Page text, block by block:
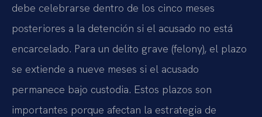
debe celebrarse dentro de los cinco meses
posteriores a la detención si el acusado no está
encarcelado. Para un delito grave (felony), el plazo
se extiende a nueve meses si el acusado
permanece bajo custodia. Estos plazos son
importantes porque afectan la estrategia de